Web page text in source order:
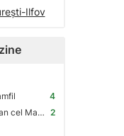
Ilfov
4
Premium Store Bucuresti - Stefan cel Mare 2